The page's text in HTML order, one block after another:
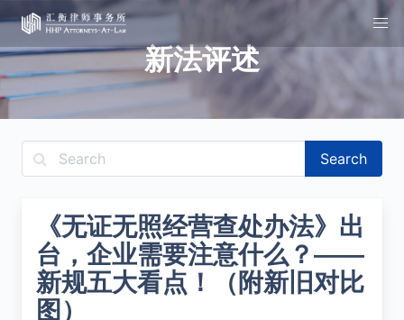
新法评述
Search
《无证无照经营查处办法》出
台，企业需要注意什么？——
新规五大看点！（附新旧对比
图）